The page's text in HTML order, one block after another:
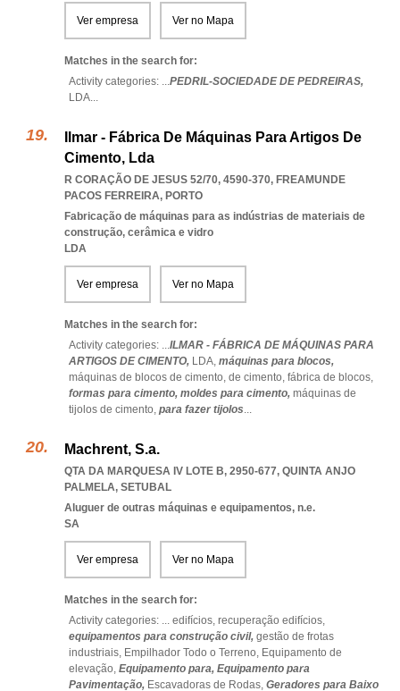
Ver empresa Ver no Mapa
Matches in the search for:
Activity categories: ...PEDRIL-SOCIEDADE DE PEDREIRAS,
LDA...
Ilmar - Fábrica De Máquinas Para Artigos De
Cimento, Lda
R CORAÇÃO DE JESUS 52/70, 4590-370, FREAMUNDE
PACOS FERREIRA, PORTO
Fabricação de máquinas para as indústrias de materiais de
construção, cerâmica e vidro
LDA
Ver empresa Ver no Mapa
Matches in the search for:
Activity categories: ...ILMAR - FÁBRICA DE MÁQUINAS PARA
ARTIGOS DE CIMENTO, LDA, máquinas para blocos,
máquinas de blocos de cimento, de cimento, fábrica de blocos,
formas para cimento, moldes para cimento, máquinas de
tijolos de cimento, para fazer tijolos...
Machrent, S.a.
QTA DA MARQUESA IV LOTE B, 2950-677, QUINTA ANJO
PALMELA, SETUBAL
Aluguer de outras máquinas e equipamentos, n.e.
SA
Ver empresa Ver no Mapa
Matches in the search for:
Activity categories: ... edifícios, recuperação edifícios,
equipamentos para construção civil, gestão de frotas
industriais, Empilhador Todo o Terreno, Equipamento de
elevação, Equipamento para, Equipamento para
Pavimentação, Escavadoras de Rodas, Geradores para Baixo